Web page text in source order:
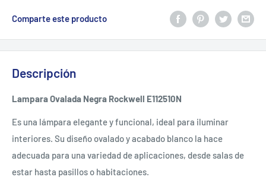
Comparte este producto
Descripción
Lampara Ovalada Negra Rockwell E112510N
Es una lámpara elegante y funcional, ideal para iluminar
interiores. Su diseño ovalado y acabado blanco la hace
adecuada para una variedad de aplicaciones, desde salas de
estar hasta pasillos o habitaciones.